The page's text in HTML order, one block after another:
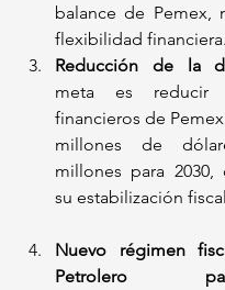
balance de Pemex,
flexibilidad financiera.
Reducción de la
meta es reducir
financieros de Pemex
millones de
millones para 2030,
su estabilización
Nuevo régimen
Petrolero